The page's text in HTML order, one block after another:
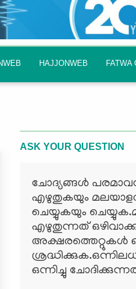
HAJJONWEB FATWA
ASK YOUR QUESTION
ചോദ്യങ്ങള്‍
എഴുതുകയും
ചെയ്യുകയും
എഴുതുന്നത്
അക്ഷരത്തെറ്റുകള്‍
ഒന്നിച്ചു